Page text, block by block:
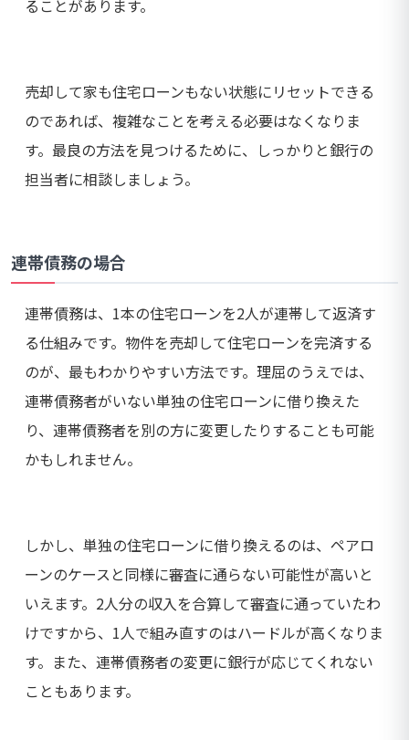
ることがあります。
売却して家も住宅ローンもない状態にリセットできる
のであれば、複雑なことを考える必要はなくなりま
す。最良の方法を見つけるために、しっかりと銀行の
担当者に相談しましょう。
連帯債務の場合
連帯債務は、1本の住宅ローンを2人が連帯して返済す
る仕組みです。物件を売却して住宅ローンを完済する
のが、最もわかりやすい方法です。理屈のうえでは、
連帯債務者がいない単独の住宅ローンに借り換えた
り、連帯債務者を別の方に変更したりすることも可能
かもしれません。
しかし、単独の住宅ローンに借り換えるのは、ペアロ
ーンのケースと同様に審査に通らない可能性が高いと
いえます。2人分の収入を合算して審査に通っていたわ
けですから、1人で組み直すのはハードルが高くなりま
す。また、連帯債務者の変更に銀行が応じてくれない
こともあります。